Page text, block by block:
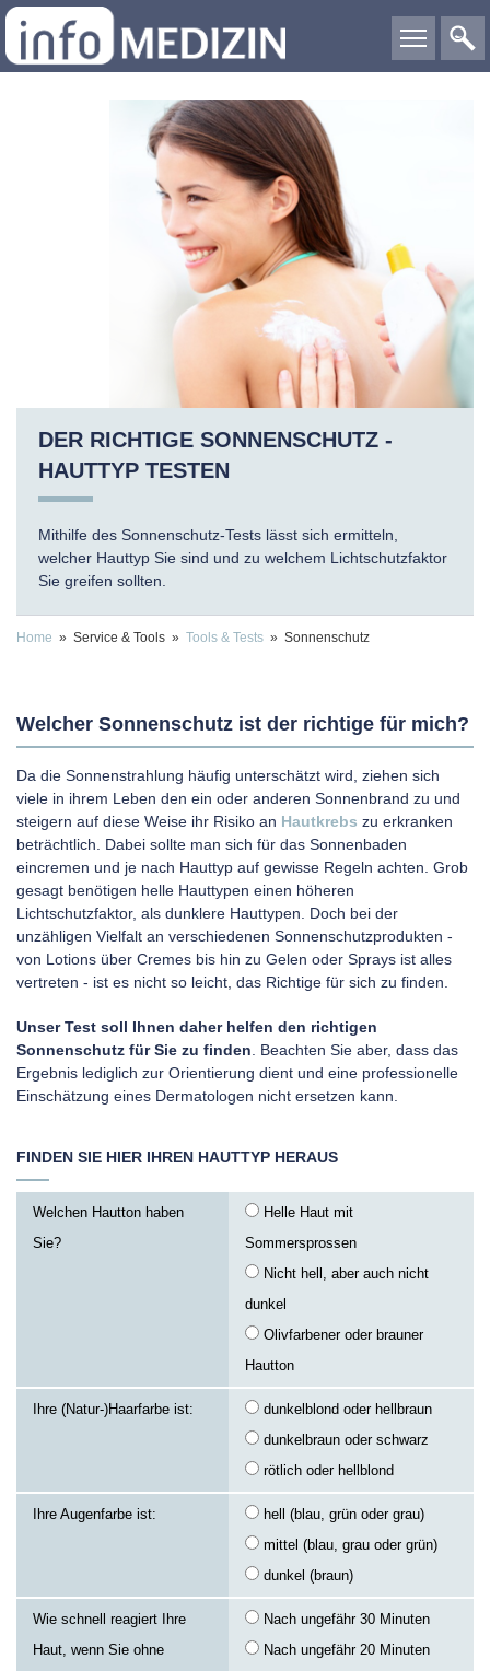
DER RICHTIGE SONNENSCHUTZ -
HAUTTYP TESTEN
Mithilfe des Sonnenschutz-Tests lässt sich ermitteln,
welcher Hauttyp Sie sind und zu welchem Lichtschutzfaktor
Sie greifen sollten.
Home » Service & Tools » Tools & Tests » Sonnenschutz
Welcher Sonnenschutz ist der richtige für mich?
Da die Sonnenstrahlung häufig unterschätzt wird, ziehen sich
viele in ihrem Leben den ein oder anderen Sonnenbrand zu und
steigern auf diese Weise ihr Risiko an Hautkrebs zu erkranken
beträchtlich. Dabei sollte man sich für das Sonnenbaden
eincremen und je nach Hauttyp auf gewisse Regeln achten. Grob
gesagt benötigen helle Hauttypen einen höheren
Lichtschutzfaktor, als dunklere Hauttypen. Doch bei der
unzähligen Vielfalt an verschiedenen Sonnenschutzprodukten -
von Lotions über Cremes bis hin zu Gelen oder Sprays ist alles
vertreten - ist es nicht so leicht, das Richtige für sich zu finden.
Unser Test soll Ihnen daher helfen den richtigen
Sonnenschutz für Sie zu finden . Beachten Sie aber, dass das
Ergebnis lediglich zur Orientierung dient und eine professionelle
Einschätzung eines Dermatologen nicht ersetzen kann.
FINDEN SIE HIER IHREN HAUTTYP HERAUS
Welchen Hautton haben
Sie?
Helle Haut mit
Sommersprossen
Nicht hell, aber auch nicht
dunkel
Olivfarbener oder brauner
Hautton
Ihre (Natur-)Haarfarbe ist:
dunkelblond oder hellbraun
dunkelbraun oder schwarz
rötlich oder hellblond
Ihre Augenfarbe ist:
hell (blau, grün oder grau)
mittel (blau, grau oder grün)
dunkel (braun)
Wie schnell reagiert Ihre
Haut, wenn Sie ohne
Nach ungefähr 30 Minuten
Nach ungefähr 20 Minuten